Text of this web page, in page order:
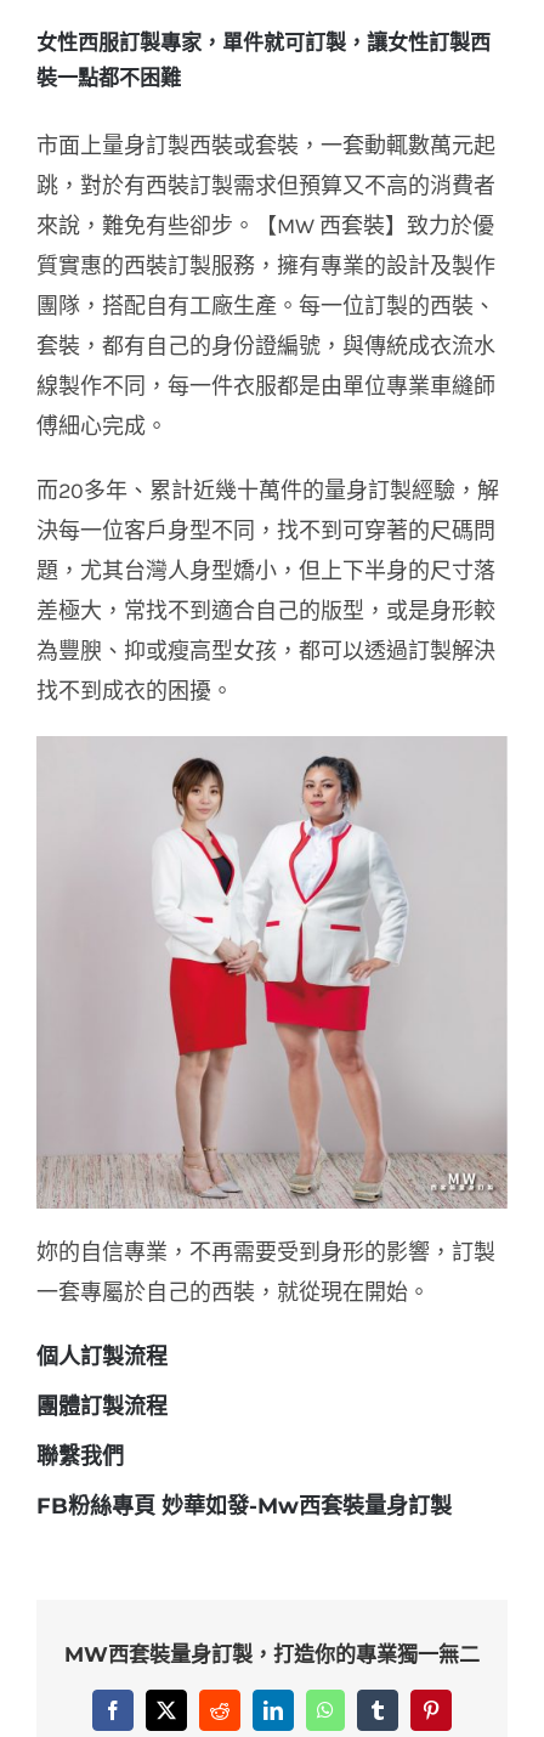
女性西服訂製專家，單件就可訂製，讓女性訂製西
裝一點都不困難
市面上量身訂製西裝或套裝，一套動輒數萬元起
跳，對於有西裝訂製需求但預算又不高的消費者
來說，難免有些卻步。【MW 西套裝】致力於優
質實惠的西裝訂製服務，擁有專業的設計及製作
團隊，搭配自有工廠生產。每一位訂製的西裝、
套裝，都有自己的身份證編號，與傳統成衣流水
線製作不同，每一件衣服都是由單位專業車縫師
傅細心完成。
而20多年、累計近幾十萬件的量身訂製經驗，解
決每一位客戶身型不同，找不到可穿著的尺碼問
題，尤其台灣人身型嬌小，但上下半身的尺寸落
差極大，常找不到適合自己的版型，或是身形較
為豐腴、抑或瘦高型女孩，都可以透過訂製解決
找不到成衣的困擾。
妳的自信專業，不再需要受到身形的影響，訂製
一套專屬於自己的西裝，就從現在開始。
個人訂製流程
團體訂製流程
聯繫我們
FB粉絲專頁 妙華如發-Mw西套裝量身訂製
MW西套裝量身訂製，打造你的專業獨一無二
Facebook
X RedditLinkedInWhatsAppTumblrPinterest